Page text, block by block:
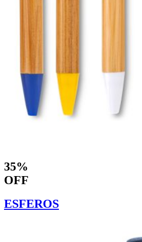
35%
OFF
ESFEROS